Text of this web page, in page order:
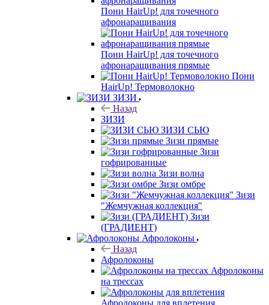
Пони HairUp! для точечного
афронаращивания
Пони HairUp! для точечного
афронаращивания прямые
Пони
HairUp! Термоволокно
ЗИЗИ
Назад
ЗИЗИ
ЗИЗИ СЬЮ
Зизи прямые
Зизи
гофрированные
Зизи волна
Зизи омбре
Зизи
"Жемчужная коллекция"
Зизи
(ГРАДИЕНТ)
Афролоконы
Назад
Афролоконы
Афролоконы
на трессах
Афролоконы для вплетения